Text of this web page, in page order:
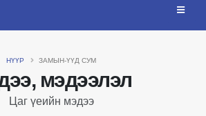
мэдээлэл
Цаг үеийн мэдээ
НҮҮР ЗАМЫН-ҮҮД СУМ